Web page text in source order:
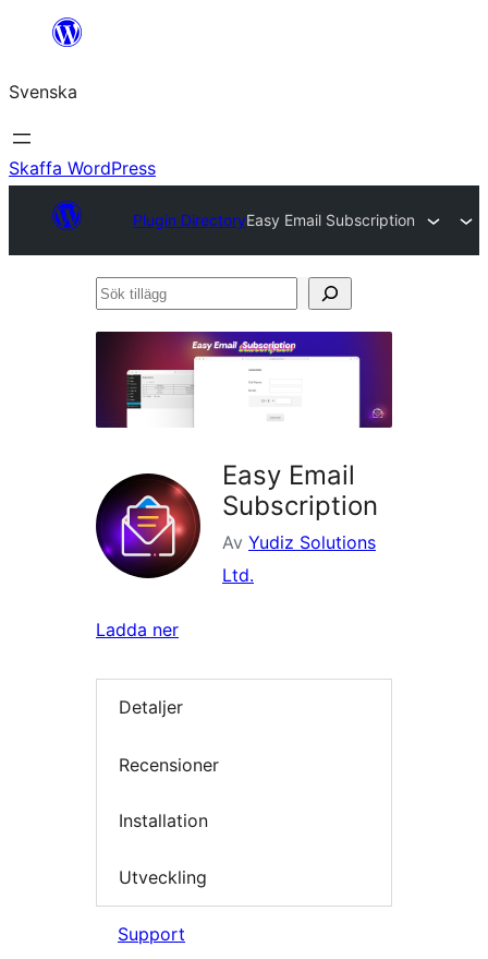
Hoppa
innehåll
Svenska
Skaffa WordPress
Plugin DirectoryEasy Email Subscription
Sök
Easy Email
Subscription
Av Yudiz Solutions
Ltd.
Ladda ner
Detaljer
Recensioner
Installation
Utveckling
Support